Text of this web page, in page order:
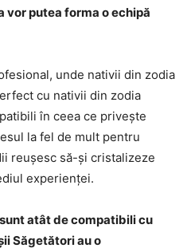
vor putea forma o echipă
unde nativii din zodia
cu nativii din zodia
în ceea ce privește
la fel de mult pentru
reușesc să-și cristalizeze
experienței.
atât de compatibili cu
Săgetători au o